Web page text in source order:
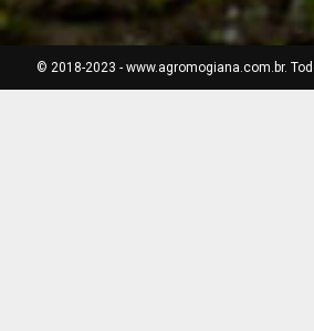
© 2018-2023 - www.agromogiana.com.br.